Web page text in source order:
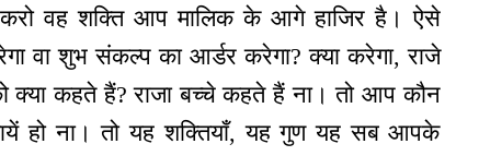
वह शक्ति आप मालिक के आगे हाजिर है। ऐसे
वा शुभ संकल्प का आर्डर करेगा? क्या करेगा, राजे
क्या कहते हैं? राजा बच्चे कहते हैं ना। तो आप कौन
हो ना। तो यह शक्तियाँ, यह गुण यह सब आपके